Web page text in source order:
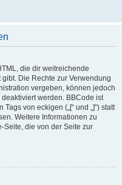
die dir weitreichende
Die Rechte zur Verwendung
vergeben, können jedoch
werden. BBCode ist
von eckigen („[“ und „]“) statt
Weitere Informationen zu
Seite, die von der Seite zur